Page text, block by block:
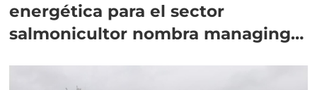
energética para el sector
salmonicultor nombra managing